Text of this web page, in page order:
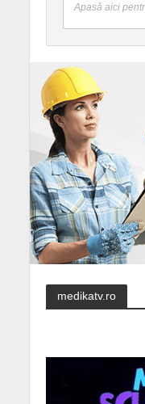
Apasă aici
medikatv.ro